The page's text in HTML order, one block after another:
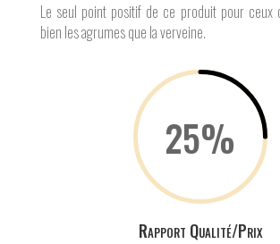
Le seul point positif de ce produit pour ceux
bien les agrumes que la verveine.
25%
Rapport Qualité/Prix